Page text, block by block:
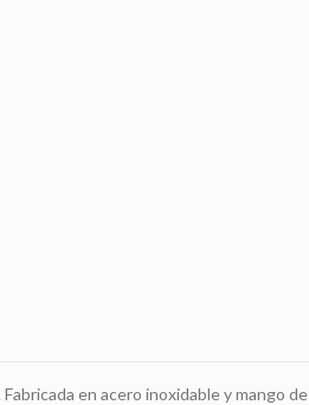
en acero inoxidable y mango de